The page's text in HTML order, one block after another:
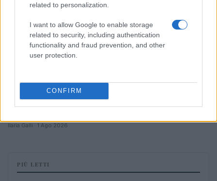
related to personalization.
I want to allow Google to enable storage
related to security, including authentication
functionality and fraud prevention, and other
user protection.
CONFIRM
Perché la governance multilivello è decisiva per gli
Ilaria Galli · 1 Ago 2026
PIÙ LETTI